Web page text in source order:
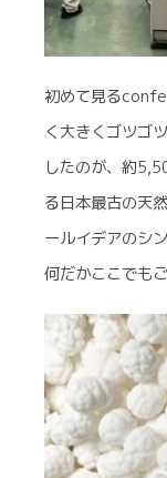
初めて見る
く大きくゴツゴ
したのが、約
る日本最古の天
ールイデアのシ
何だかここでも